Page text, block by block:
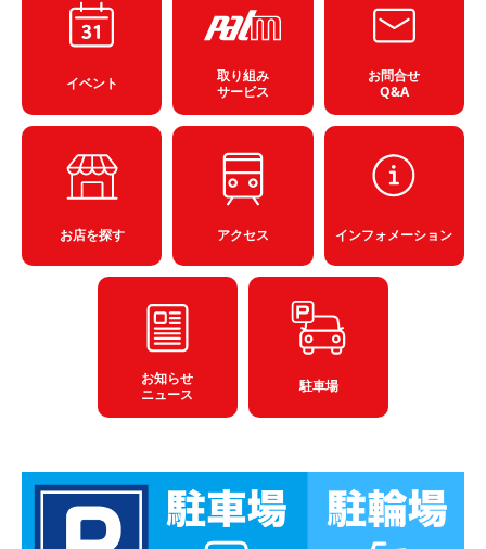
イベント
取り組み
サービス
お問合せ
Q&A
お店を探す アクセス インフォメーション
お知らせ
ニュース
駐車場